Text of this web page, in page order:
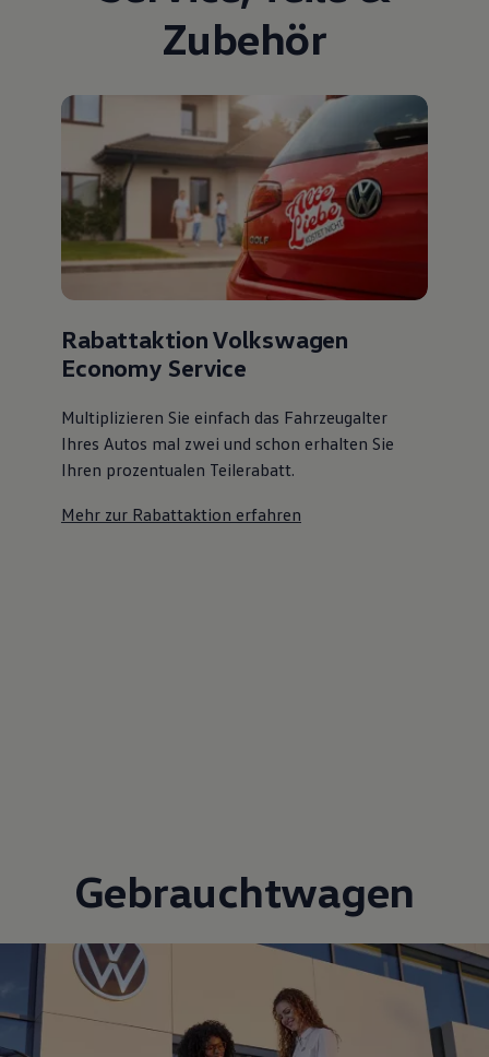
Zubehör
Rabattaktion Volkswagen
Economy Service
Multiplizieren Sie einfach das Fahrzeugalter
Ihres Autos mal zwei und schon erhalten Sie
Ihren prozentualen Teilerabatt.
Mehr zur Rabattaktion erfahren
Gebrauchtwagen